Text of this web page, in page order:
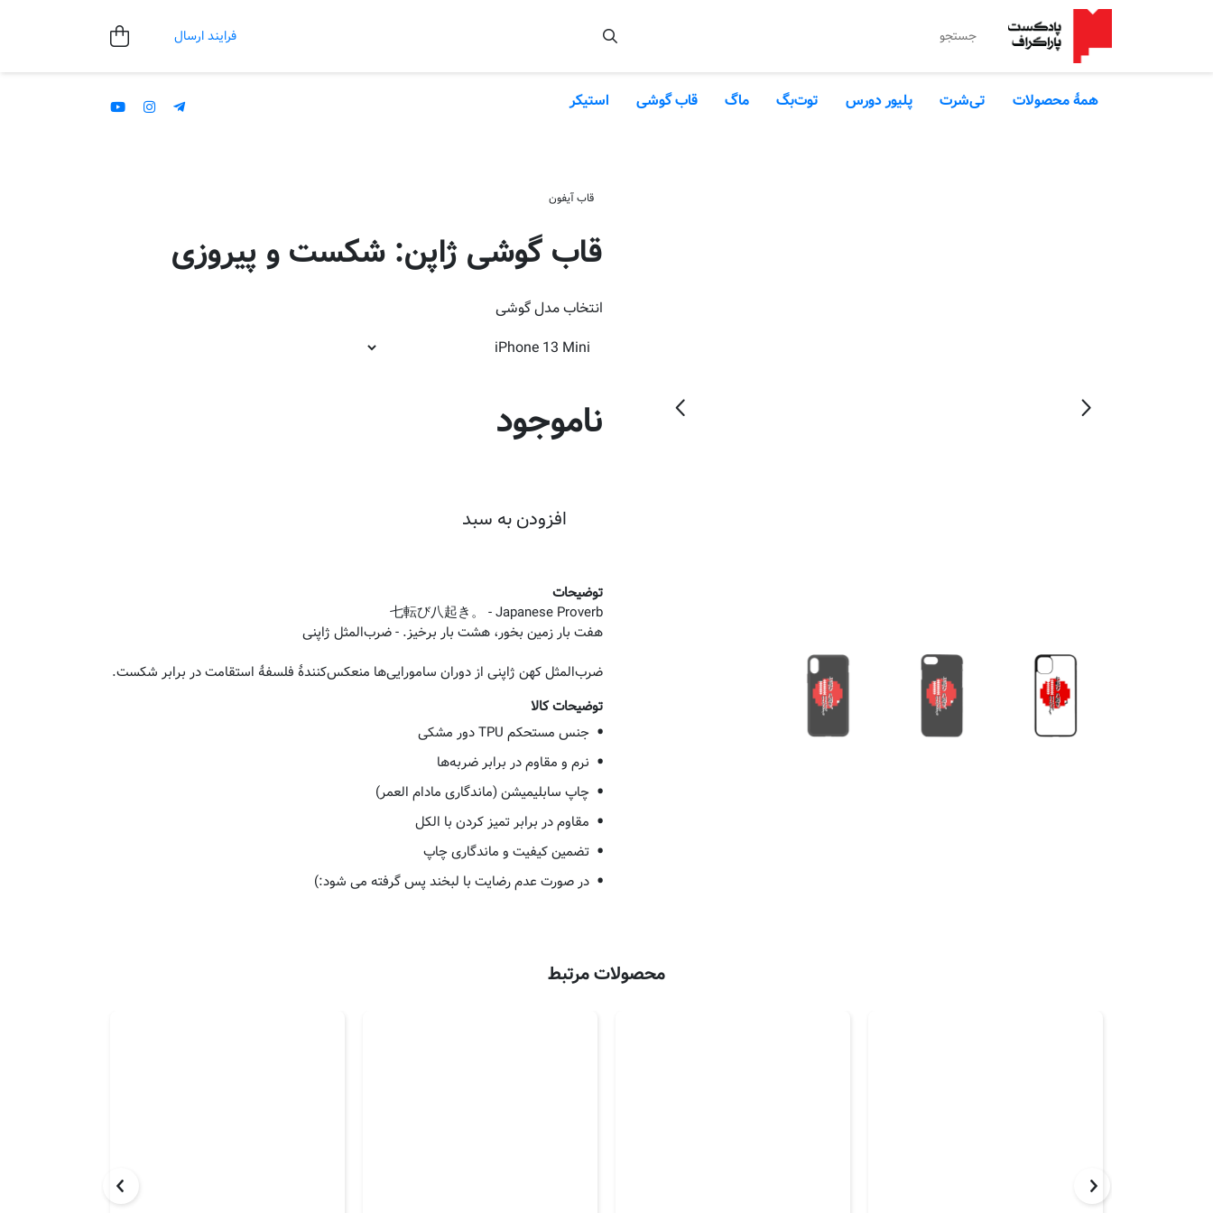
فرایند ارسال
همۀ محصولات تی‌شرت پلیور دورس توت‌بگ ماگ قاب گوشی استیکر
قاب آیفون
قاب گوشی ژاپن: شکست و پیروزی
انتخابمدل گوشی
ناموجود
افزودن به سبد
توضیحات
ضرب‌المثل کهن ژاپنی از دوران سامورایی‌ها منعکس‌کنندۀ فلسفۀ استقامت در برابر شکست.
توضیحات کالا
جنس مستحکم TPU دور مشکی
نرم و مقاوم در برابر ضربه‌ها
چاپ سابلیمیشن (ماندگاری مادام العمر)
مقاوم در برابر تمیز کردن با الکل
تضمین کیفیت و ماندگاری چاپ
در صورت عدم رضایت با لبخند پس گرفته می شود:)
محصولات مرتبط